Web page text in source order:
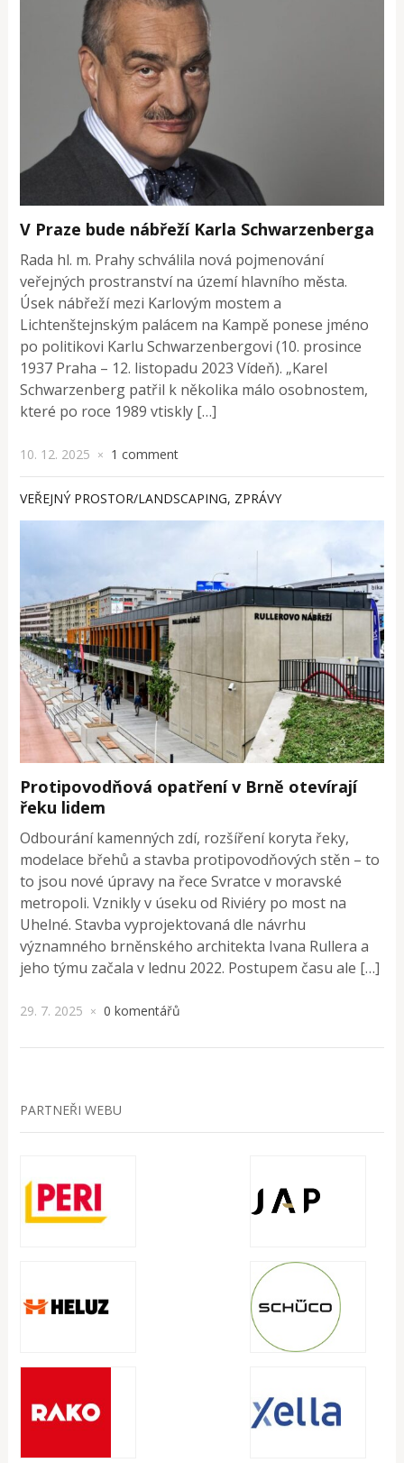
V Praze bude nábřeží Karla Schwarzenberga
Rada hl. m. Prahy schválila nová pojmenování
veřejných prostranství na území hlavního města.
Úsek nábřeží mezi Karlovým mostem a
Lichtenštejnským palácem na Kampě ponese jméno
po politikovi Karlu Schwarzenbergovi (10. prosince
1937 Praha – 12. listopadu 2023 Vídeň). „Karel
Schwarzenberg patřil k několika málo osobnostem,
které po roce 1989 vtiskly […]
10. 12. 2025 × 1 comment
VEŘEJNÝ PROSTOR/LANDSCAPING, ZPRÁVY
Protipovodňová opatření v Brně otevírají
řeku lidem
Odbourání kamenných zdí, rozšíření koryta řeky,
modelace břehů a stavba protipovodňových stěn – to
to jsou nové úpravy na řece Svratce v moravské
metropoli. Vznikly v úseku od Riviéry po most na
Uhelné. Stavba vyprojektovaná dle návrhu
významného brněnského architekta Ivana Rullera a
jeho týmu začala v lednu 2022. Postupem času ale […]
29. 7. 2025 × 0 komentářů
PARTNEŘI WEBU